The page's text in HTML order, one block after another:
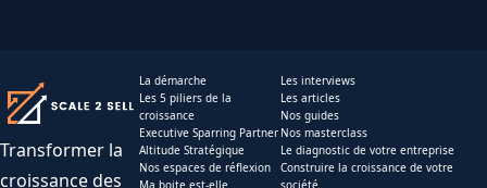
Transformer la
croissance des
La démarche
Les 5 piliers de la
croissance
Executive Sparring Partner
Altitude Stratégique
Nos espaces de réflexion
Les interviews
Les articles
Nos guides
Nos masterclass
Le diagnostic de votre entreprise
Construire la croissance de votre